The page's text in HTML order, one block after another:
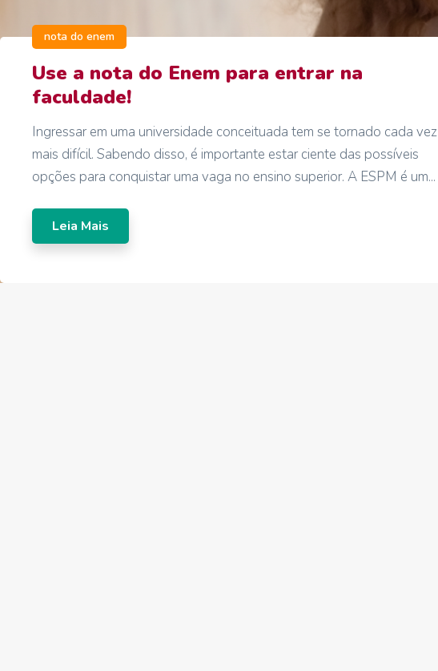
nota do enem
Use a nota do Enem para entrar na
faculdade!
Ingressar em uma universidade conceituada tem se tornado cada vez
mais difícil. Sabendo disso, é importante estar ciente das possíveis
opções para conquistar uma vaga no ensino superior. A ESPM é um...
Leia Mais